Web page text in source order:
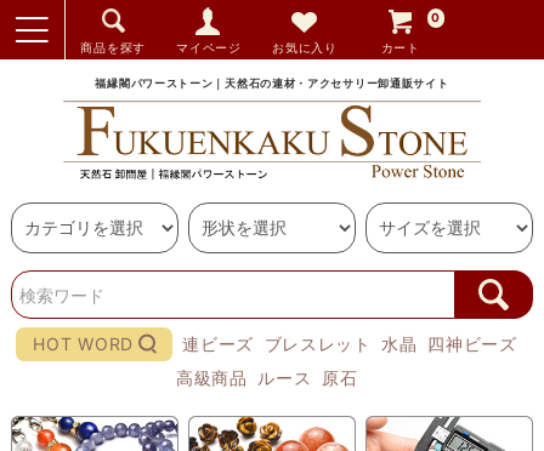
商品を探す マイページ お気に入り カート
0
福縁閣パワーストーン｜天然石の連材・アクセサリー卸通販サイト
HOT WORD 連ビーズ ブレスレット 水晶
四神ビーズ
高級商品
ルース 原石